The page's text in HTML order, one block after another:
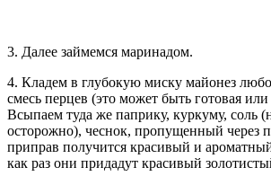
3. Далее займемся маринадом.
4. Кладем в глубокую миску майонез
смесь перцев (это может быть готовая
Всыпаем туда же паприку, куркуму, соль
осторожно), чеснок, пропущенный через
приправ получится красивый и
как раз они придадут красивый